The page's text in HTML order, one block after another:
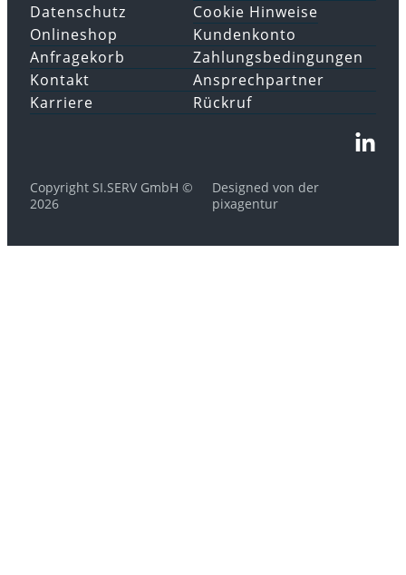
Datenschutz
Cookie Hinweise
Onlineshop
Anfragekorb
Kundenkonto
Zahlungsbedingungen
Kontakt
Karriere
Ansprechpartner
Rückruf
Copyright SI.SERV GmbH ©
2026
Designed von der
pixagentur